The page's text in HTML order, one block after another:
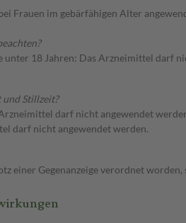
Frauen im gebärfähigen Alter
unter 18 Jahren: Das Arzneimittel darf
und Stillzeit?
darf nicht angewendet
darf nicht angewendet werden.
einer Gegenanzeige verordnet